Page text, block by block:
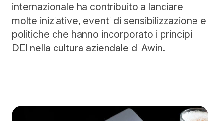
internazionale ha contribuito a lanciare
molte iniziative, eventi di sensibilizzazione e
politiche che hanno incorporato i principi
DEI nella cultura aziendale di Awin.